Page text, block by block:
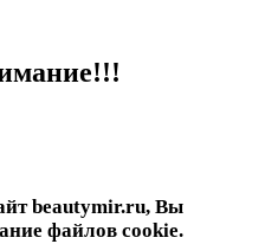
beautymir.ru, Вы
файлов cookie.